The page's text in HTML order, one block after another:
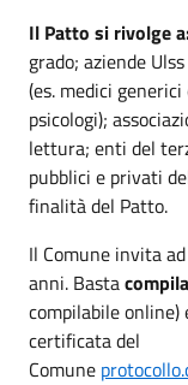
Il Patto si rivolge
grado; aziende
(es. medici
psicologi);
lettura; enti del
pubblici e privati
finalità del Patto.
Il Comune invita
anni. Basta
compilabile
certificata del
Comune